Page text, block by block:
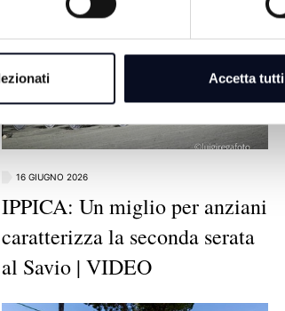
Accetta tutti
16 GIUGNO 2026
IPPICA: Un miglio per anziani
caratterizza la seconda serata
al Savio | VIDEO